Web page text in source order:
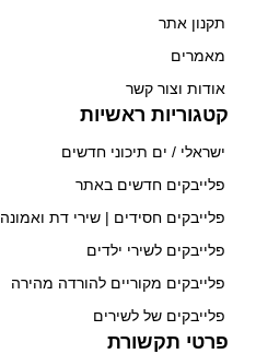
תקנון אתר
מאמרים
אודות וצור קשר
קטגוריות ראשיות
ישראלי / ים תיכוני חדשים
פלייבקים חדשים באתר
פלייבקים חסידים | שירי דת ואמונה
פלייבקים לשירי ילדים
פלייבקים מקוריים להורדה מהירה
פלייבקים של לשירים
פרטי תקשורת